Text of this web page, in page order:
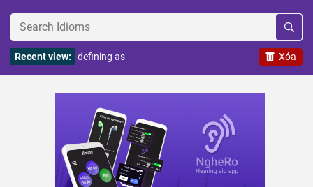
Xóa
Recent view: defining as